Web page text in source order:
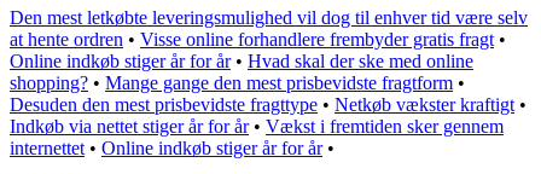
Den mest letkøbte leveringsmulighed vil dog til enhver tid være selv
at hente ordren • Visse online forhandlere frembyder gratis fragt •
Online indkøb stiger år for år• Hvad skal der ske med online
shopping? • Mange gange den mest prisbevidste fragtform •
Desuden den mest prisbevidste fragttype • Netkøb vækster kraftigt •
Indkøb via nettet stiger år for år• Vækst i fremtiden sker gennem
internettet • Online indkøb stiger år for år•